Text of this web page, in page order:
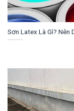
Sơn Latex Là Gì? Nên